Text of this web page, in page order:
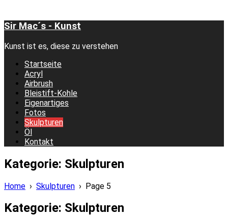
Sir Mac´s - Kunst
Kunst ist es, diese zu verstehen
Startseite
Acryl
Airbrush
Bleistift-Kohle
Eigenartiges
Fotos
Skulpturen
Öl
Kontakt
Kategorie: Skulpturen
Home › Skulpturen › Page 5
Kategorie: Skulpturen